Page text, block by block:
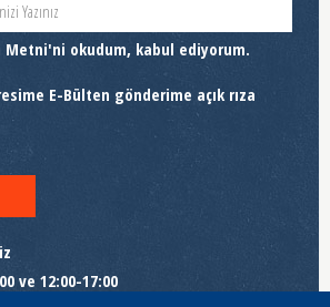
Metni'ni okudum, kabul ediyorum.
E-Bülten gönderime açık rıza
ve 12:00-17:00